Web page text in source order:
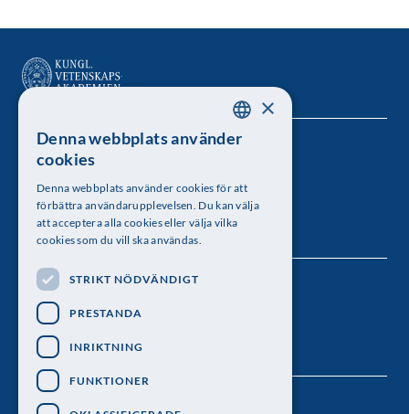
Kungl. Vetenskapsakademien
Besöksadress: Lilla Frescativägen 4A
Telefon: 08-673 95 00
Följ oss
SWEDISH
×
Denna webbplats använder
cookies
Denna webbplats använder cookies för att
förbättra användarupplevelsen. Du kan välja
att acceptera alla cookies eller välja vilka
cookies som du vill ska användas.
STRIKT NÖDVÄNDIGT
PRESTANDA
INRIKTNING
FUNKTIONER